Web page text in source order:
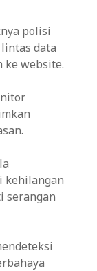
polisi
data
ke website.
kehilangan
serangan